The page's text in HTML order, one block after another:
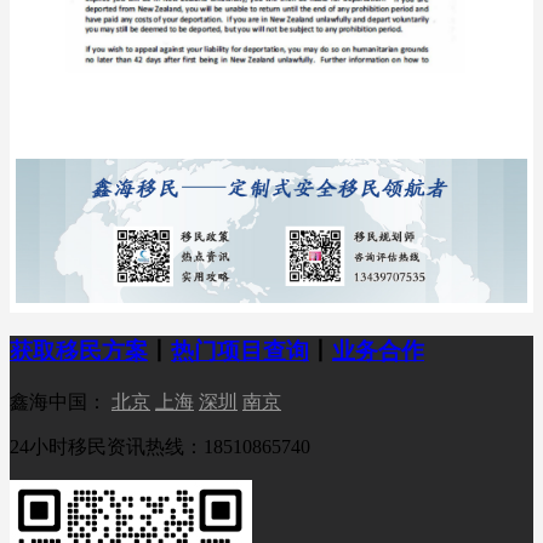
获取移民方案 热门项目查询 业务合作
鑫海中国： 北京 上海 深圳 南京
24小时移民资讯热线：18510865740